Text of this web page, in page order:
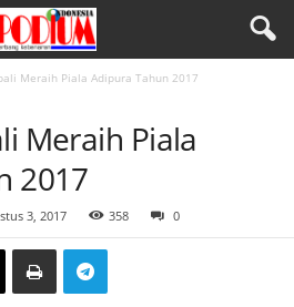
Meraih Piala Adipura Tahun 2017
Meraih Piala
2017
3, 2017 358 0